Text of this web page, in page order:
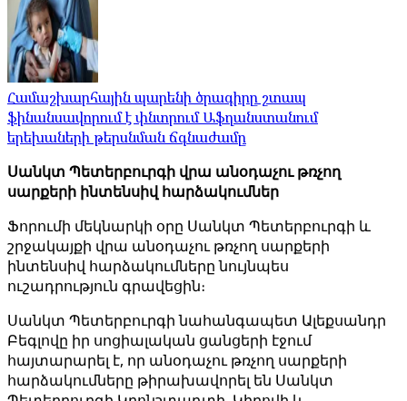
Համաշխարհային պարենի ծրագիրը շտապ
ֆինանսավորում է փնտրում Աֆղանստանում
երեխաների թերսնման ճգնաժամը
Սանկտ Պետերբուրգի վրա անօդաչու թռչող
սարքերի ինտենսիվ հարձակումներ
Ֆորումի մեկնարկի օրը Սանկտ Պետերբուրգի և
շրջակայքի վրա անօդաչու թռչող սարքերի
ինտենսիվ հարձակումները նույնպես
ուշադրություն գրավեցին։
Սանկտ Պետերբուրգի նահանգապետ Ալեքսանդր
Բեգլովը իր սոցիալական ցանցերի էջում
հայտարարել է, որ անօդաչու թռչող սարքերի
հարձակումները թիրախավորել են Սանկտ